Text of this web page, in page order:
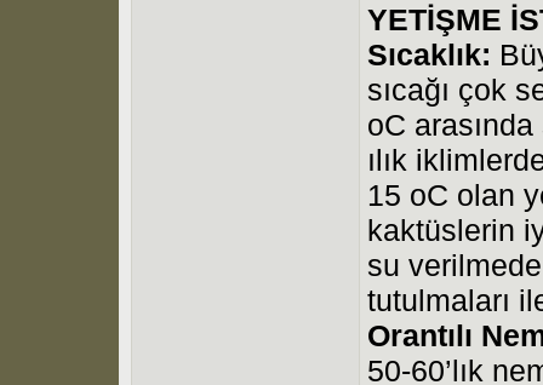
YETİŞME
Sıcaklık:
sıcağı çok
oC
ılık
15 oC olan
kaktüslerin
su
tutulmaları
Orantılı
50-60’lık